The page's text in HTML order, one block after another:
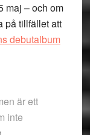
maj – och om
på tillfället att
debutalbum
är ett
inte